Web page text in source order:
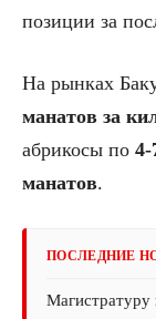
позиции за
На рынках
манатов за
абрикосы по 4-
манатов.
ПОСЛЕДНИЕ
Магистратуру